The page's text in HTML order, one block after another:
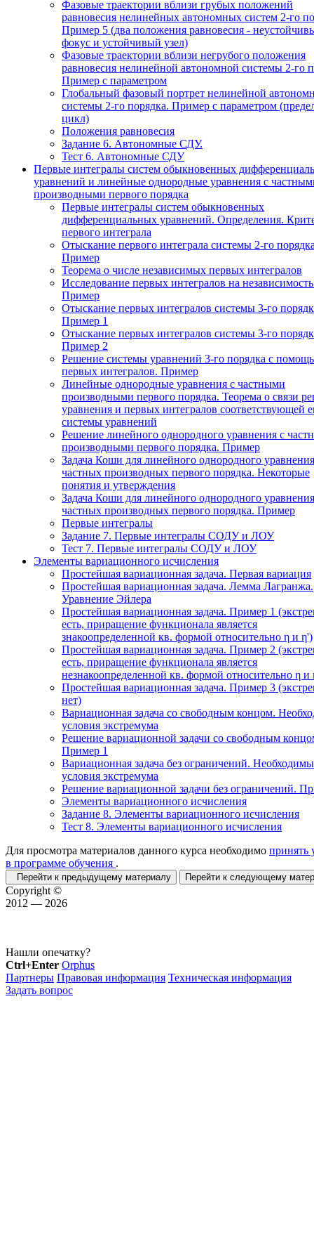
Фазовые траектории вблизи грубых положений
равновесия нелинейных автономных систем 2-го
Пример 5 (два положения равновесия -
фокус и устойчивый узел)
Фазовые траектории вблизи негрубого положения
равновесия нелинейной автономной системы 2-го
Пример с параметром
Глобальный фазовый портрет нелинейной
системы 2-го порядка. Пример с параметром
цикл)
Положения равновесия
Задание 6. Автономные СДУ.
Тест 6. Автономные СДУ
Первые интегралы систем обыкновенных
уравнений и линейные однородные уравнения с
производными первого порядка
Первые интегралы систем обыкновенных
дифференциальных уравнений. Определения.
первого интеграла
Отыскание первого интеграла системы 2-го
Пример
Теорема о числе независимых первых интегралов
Исследование первых интегралов на
Пример
Отыскание первых интегралов системы 3-го
Пример 1
Отыскание первых интегралов системы 3-го
Пример 2
Решение системы уравнений 3-го порядка с
первых интегралов. Пример
Линейные однородные уравнения с частными
производными первого порядка. Теорема о связи
уравнения и первых интегралов соответствующей
системы уравнений
Решение линейного однородного уравнения с
производными первого порядка. Пример
Задача Коши для линейного однородного
частных производных первого порядка. Некоторые
понятия и утверждения
Задача Коши для линейного однородного
частных производных первого порядка. Пример
Первые интегралы
Задание 7. Первые интегралы СОДУ и ЛОУ
Тест 7. Первые интегралы СОДУ и ЛОУ
Элементы вариационного исчисления
Простейшая вариационная задача. Первая вариация
Простейшая вариационная задача. Лемма Лагранжа.
Уравнение Эйлера
Простейшая вариационная задача. Пример 1
есть, приращение функционала является
знакоопределенной кв. формой относительно η и η')
Простейшая вариационная задача. Пример 2
есть, приращение функционала является
незнакоопределенной кв. формой относительно η и
Простейшая вариационная задача. Пример 3
нет)
Вариационная задача со свободным концом.
условия экстремума
Решение вариационной задачи со свободным
Пример 1
Вариационная задача без ограничений.
условия экстремума
Решение вариационной задачи без ограничений.
Элементы вариационного исчисления
Задание 8. Элементы вариационного исчисления
Тест 8. Элементы вариационного исчисления
Для просмотра материалов данного курса необходимо принять
в программе обучения .
Перейти к предыдущему материалу Перейти к следующему
Copyright ©
2012 — 2026
Нашли опечатку?
Ctrl+Enter Orphus
Партнеры Правовая информация Техническая информация
Задать вопрос